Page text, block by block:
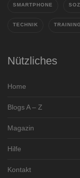
SMARTPHONE
TECHNIK
Nützliches
Home
Blogs A – Z
Magazin
Hilfe
Kontakt